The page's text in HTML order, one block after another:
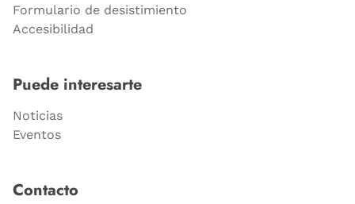
Formulario de desistimiento
Accesibilidad
Puede interesarte
Noticias
Eventos
Contacto